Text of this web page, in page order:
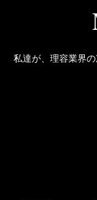
私達が、理容業界